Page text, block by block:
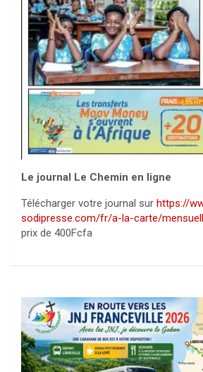
Le journal Le Chemin en ligne
Télécharger votre journal sur https://
sodipresse.com/fr/a-la-carte/
prix de 400Fcfa